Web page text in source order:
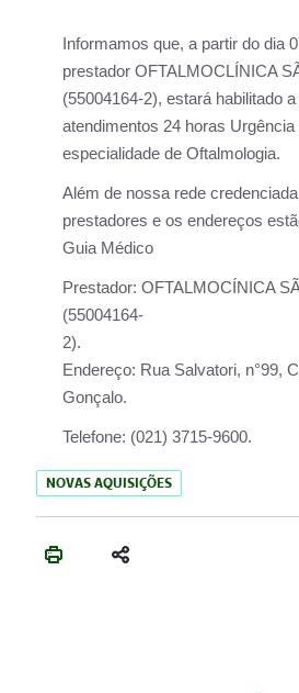
Informamos que, a partir do dia
prestador OFTALMOCLÍNICA
(55004164-2), estará habilitado
atendimentos 24 horas
especialidade de Oftalmologia.
Além de nossa rede
prestadores e os endereços
Guia Médico
Prestador: OFTALMOCÍNICA
(55004164-
Endereço: Rua Salvatori, n°99,
Gonçalo.
Telefone: (021) 3715-9600.
NOVAS AQUISIÇÕES